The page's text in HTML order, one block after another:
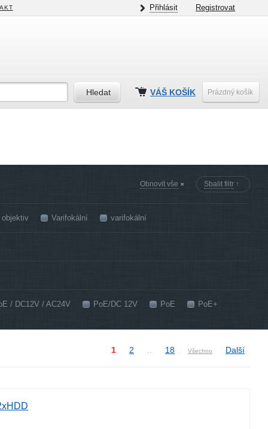
Přihlásit Registrovat
VÁŠ KOŠÍK Prázdný košík
Obnovit vše Sbalit filtr ↑
objektiv Varifokální varifokální
/ DC12V / AC24V PoE/DC 12V PoE
PoE+
1 2 18 Všechno Další